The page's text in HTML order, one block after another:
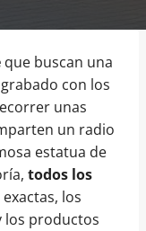
que buscan una
con los
unas
un radio
estatua de
todos los
los
los productos